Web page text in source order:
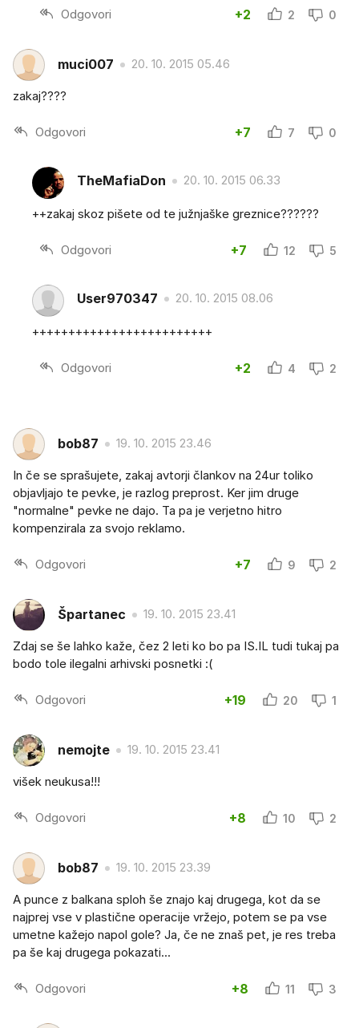
Odgovori +2 2 0
muci007 20. 10. 2015 05.46
zakaj????
Odgovori +7 7 0
TheMafiaDon 20. 10. 2015 06.33
++zakaj skoz pišete od te južnjaške greznice??????
Odgovori +7 12 5
User970347 20. 10. 2015 08.06
+++++++++++++++++++++++++
Odgovori +2 4 2
bob87 19. 10. 2015 23.46
In če se sprašujete, zakaj avtorji člankov na 24ur toliko
objavljajo te pevke, je razlog preprost. Ker jim druge
"normalne" pevke ne dajo. Ta pa je verjetno hitro
kompenzirala za svojo reklamo.
Odgovori +7 9 2
Špartanec 19. 10. 2015 23.41
Zdaj se še lahko kaže, čez 2 leti ko bo pa IS.IL tudi tukaj pa
bodo tole ilegalni arhivski posnetki :(
Odgovori +19 20 1
nemojte 19. 10. 2015 23.41
višek neukusa!!!
Odgovori +8 10 2
bob87 19. 10. 2015 23.39
A punce z balkana sploh še znajo kaj drugega, kot da se
najprej vse v plastične operacije vržejo, potem se pa vse
umetne kažejo napol gole? Ja, če ne znaš pet, je res treba
pa še kaj drugega pokazati...
Odgovori +8 11 3